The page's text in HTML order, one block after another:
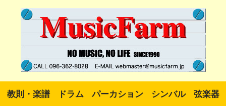
教則・楽譜 ドラム パーカション シンバル 弦楽器